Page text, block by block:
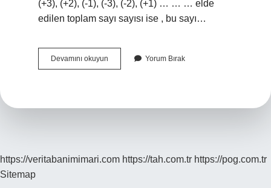
(+3), (+2), (-1), (-3), (-2), (+1) … … … elde
edilen toplam sayı sayısı ise , bu sayı…
Devamını okuyun
Ile
Yorum Bırak
https://veritabanimimari.com https://tah.com.tr https://pog.com.tr
Sitemap